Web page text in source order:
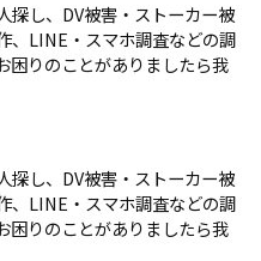
探し、DV被害・ストーカー被
、LINE・スマホ調査などの調
困りのことがありましたら我
探し、DV被害・ストーカー被
、LINE・スマホ調査などの調
困りのことがありましたら我